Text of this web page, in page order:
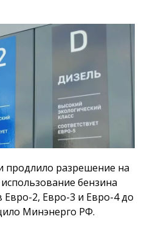
продлило разрешение на
бензина
Евро-2, Евро-3 и Евро-4 до
Минэнерго РФ.